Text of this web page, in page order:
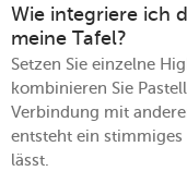
Wie integriere ich
meine Tafel?
Setzen Sie einzelne
kombinieren Sie
Verbindung mit
entsteht ein
lässt.